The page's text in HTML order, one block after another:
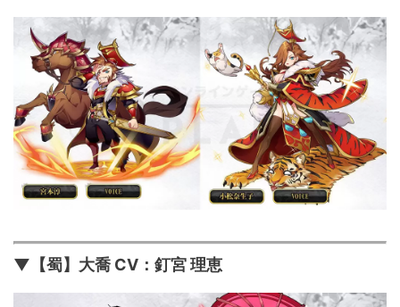
▼【蜀】大喬 CV：釘宮 理恵